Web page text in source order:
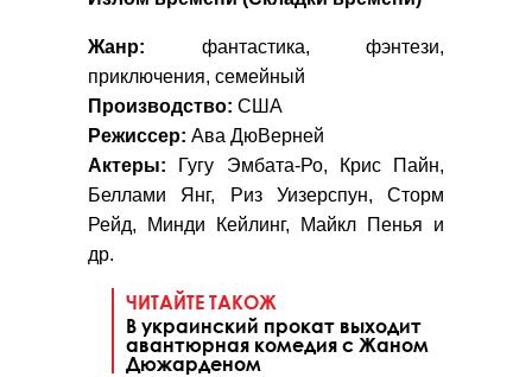
Жанр: фантастика, фэнтези,
приключения, семейный
Производство: США
Режиссер: Ава ДюВерней
Актеры: Гугу Эмбата-Ро, Крис Пайн,
Беллами Янг, Риз Уизерспун, Сторм
Рейд, Минди Кейлинг, Майкл Пенья и
др.
ЧИТАЙТЕ ТАКОЖ
В украинский прокат выходит
авантюрная комедия с Жаном
Дюжарденом